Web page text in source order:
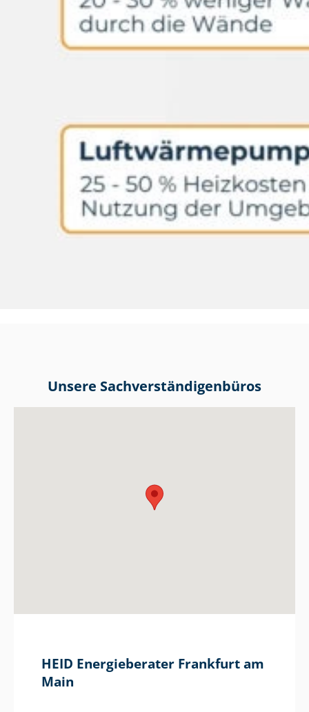
Unsere Sach­ver­stän­di­gen­bü­ros
HEID Energieberater Frankfurt am
Main